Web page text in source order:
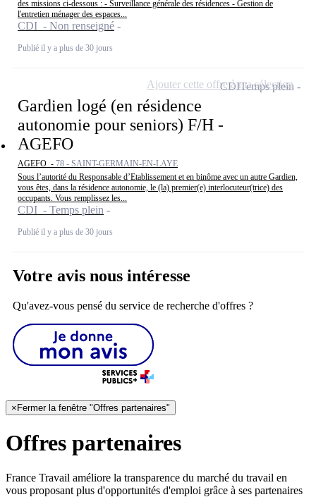
des missions ci-dessous : - Surveillance générale des résidences - Gestion de
l'entretien ménager des espaces...
CDI - Non renseigné
Publié il y a plus de 30 jours
Gardien logé (en résidence
autonomie pour seniors) F/H -
AGEFO
AGEFO - 78 - SAINT-GERMAIN-EN-LAYE
Sous l’autorité du Responsable d’Etablissement et en binôme avec un autre Gardien,
vous êtes, dans la résidence autonomie, le (la) premier(e) interlocuteur(trice) des
occupants. Vous remplissez les...
CDI - Temps plein
Publié il y a plus de 30 jours
CDITemps plein
Ajouter cette offre à ma sélection
Votre avis nous intéresse
Qu'avez-vous pensé du service de recherche d'offres ?
×Fermer la fenêtre "Offres partenaires"
Offres partenaires
France Travail améliore la transparence du marché du travail en
vous proposant plus d'opportunités d'emploi grâce à ses partenaires